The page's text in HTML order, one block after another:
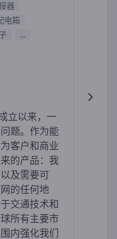
器
电箱
...
立以来，一
题。作为能
客户和商业
的产品：我
及需要可
的任何地
交通技术和
所有主要市
内强化我们